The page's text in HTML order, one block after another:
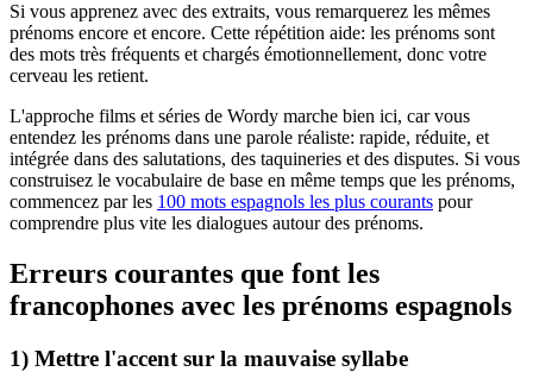
Si vous apprenez avec des extraits, vous remarquerez les mêmes
prénoms encore et encore. Cette répétition aide: les prénoms sont
des mots très fréquents et chargés émotionnellement, donc votre
cerveau les retient.
L'approche films et séries de Wordy marche bien ici, car vous
entendez les prénoms dans une parole réaliste: rapide, réduite, et
intégrée dans des salutations, des taquineries et des disputes. Si vous
construisez le vocabulaire de base en même temps que les prénoms,
commencez par les 100 mots espagnols les plus courants pour
comprendre plus vite les dialogues autour des prénoms.
Erreurs courantes que font les
francophones avec les prénoms espagnols
1) Mettre l'accent sur la mauvaise syllabe